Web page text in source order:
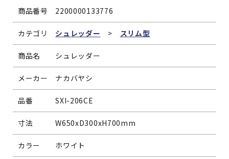
商品番号 2200000133776
カテゴリ シュレッダー > スリム型
商品名 シュレッダー
メーカー ナカバヤシ
品番 SXI-206CE
寸法 W650xD300xH700mm
カラー ホワイト